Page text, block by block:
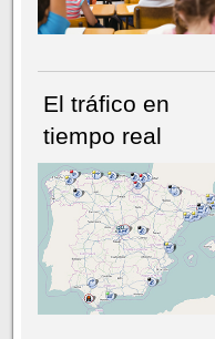
NÚMERO ACTUALHEMEROTECA
El tráfico en
tiempo real